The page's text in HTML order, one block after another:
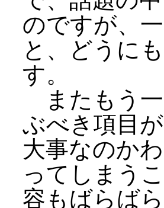
のですが、
と、どうに
す。
またもう一
ぶべき項目
大事なのか
ってしまう
容もばらば